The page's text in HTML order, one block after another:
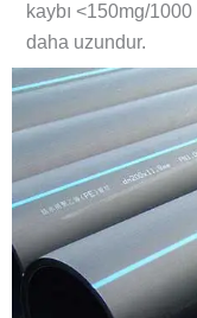
kaybı <150mg/
daha uzundur.